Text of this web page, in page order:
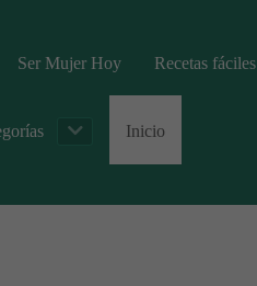
Ser Mujer Hoy Recetas fáciles
Inicio